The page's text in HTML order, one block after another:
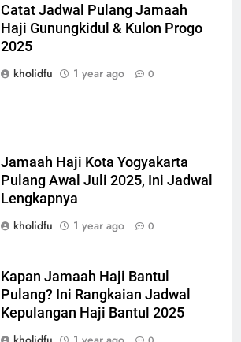
Catat Jadwal Pulang Jamaah
Haji Gunungkidul & Kulon Progo
2025
kholidfu
1 year ago 0
Jamaah Haji Kota Yogyakarta
Pulang Awal Juli 2025, Ini Jadwal
Lengkapnya
kholidfu
1 year ago 0
Kapan Jamaah Haji Bantul
Pulang? Ini Rangkaian Jadwal
Kepulangan Haji Bantul 2025